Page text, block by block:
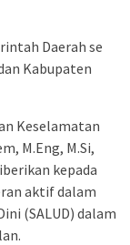
Daerah se
Kabupaten
Keselamatan
M.Eng, M.Si,
kepada
aktif dalam
(SALUD) dalam